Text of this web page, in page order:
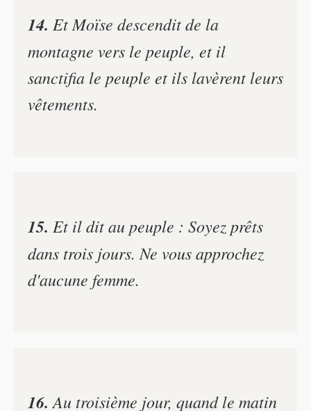
14. Et Moïse descendit de la
montagne vers le peuple, et il
sanctifia le peuple et ils lavèrent leurs
vêtements.
15. Et il dit au peuple : Soyez prêts
dans trois jours. Ne vous approchez
d'aucune femme.
16. Au troisième jour, quand le matin